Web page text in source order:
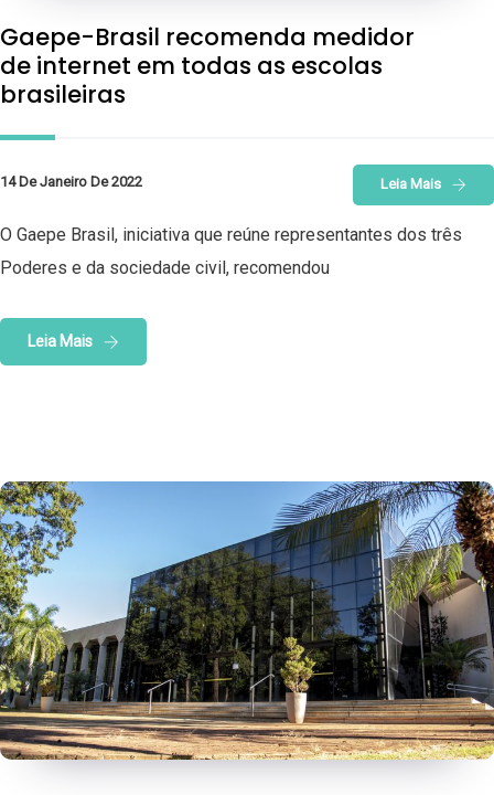
Gaepe-Brasil recomenda medidor
de internet em todas as escolas
brasileiras
14 De Janeiro De 2022 Leia Mais
O Gaepe Brasil, iniciativa que reúne representantes dos três
Poderes e da sociedade civil, recomendou
Leia Mais